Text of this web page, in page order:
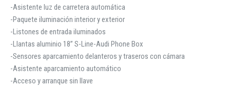
-Asistente luz de carretera automática
-Paquete iluminación interior y exterior
-Listones de entrada iluminados
-Llantas aluminio 18” S-Line-Audi Phone Box
-Sensores aparcamiento delanteros y traseros con cámara
-Asistente aparcamiento automático
-Acceso y arranque sin llave